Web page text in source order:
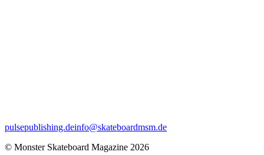
pulsepublishing.deinfo@skateboardmsm.de
© Monster Skateboard Magazine 2026